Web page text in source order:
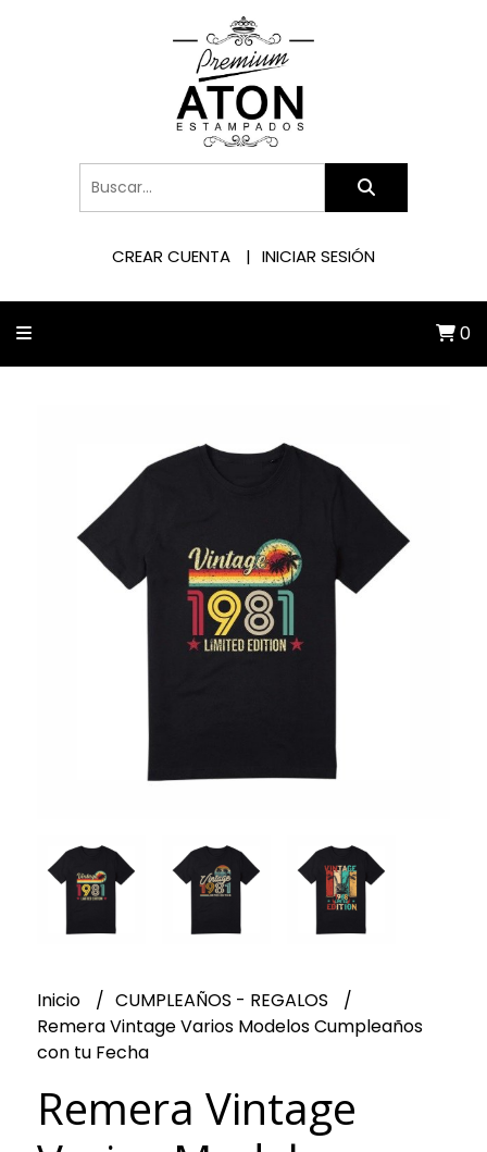
CREAR CUENTA INICIAR SESIÓN
0
Inicio
CUMPLEAÑOS - REGALOS
Remera Vintage Varios Modelos Cumpleaños
con tu Fecha
Remera Vintage